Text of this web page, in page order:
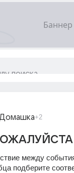
+2
между
подберите